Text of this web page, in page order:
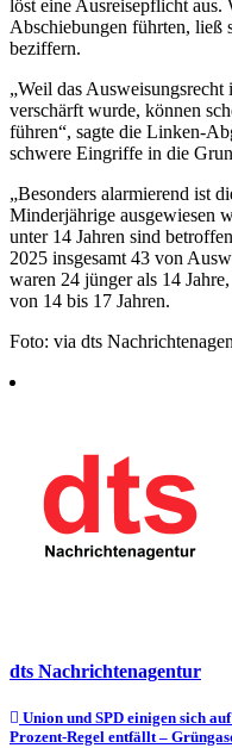
löst eine Ausreisepflicht aus.
Abschiebungen führten, ließ
beziffern.
„Weil das Ausweisungsrecht
verschärft wurde, können
führen“, sagte die Linken-
schwere Eingriffe in die
„Besonders alarmierend ist
Minderjährige ausgewiesen
unter 14 Jahren sind
2025 insgesamt 43 von
waren 24 jünger als 14
von 14 bis 17 Jahren.
Foto: via dts
dts Nachrichtenagentur
Union und SPD einigen sich
Prozent-Regel entfällt –